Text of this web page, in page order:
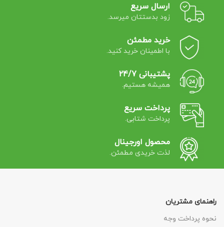
ارسال سریع
زود بدستتان میرسد.
خرید مطمئن
با اطمینان خرید کنید.
پشتیبانی 24/7
همیشه هستیم.
پرداخت سریع
پرداخت شتابی.
محصول اورجینال
لذت خریدی مطمئن.
راهنمای مشتریان
نحوه پرداخت وجه